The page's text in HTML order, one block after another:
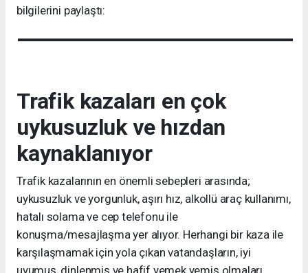
bilgilerini paylaştı:
Trafik kazaları en çok
uykusuzluk ve hızdan
kaynaklanıyor
Trafik kazalarının en önemli sebepleri arasında;
uykusuzluk ve yorgunluk, aşırı hız, alkollü araç kullanımı,
hatalı solama ve cep telefonu ile
konuşma/mesajlaşma yer alıyor. Herhangi bir kaza ile
karşılaşmamak için yola çıkan vatandaşların, iyi
uyumuş, dinlenmiş ve hafif yemek yemiş olmaları